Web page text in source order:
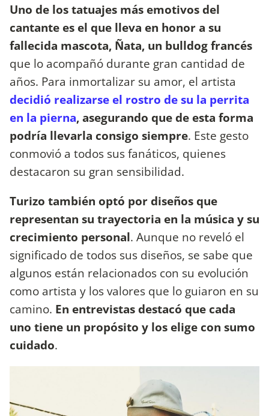
Uno de los tatuajes más emotivos del
cantante es el que lleva en honor a su
fallecida mascota, Ñata, un bulldog francés
que lo acompañó durante gran cantidad de
años. Para inmortalizar su amor, el artista
decidió realizarse el rostro de su la perrita
en la pierna, asegurando que de esta forma
podría llevarla consigo siempre. Este gesto
conmovió a todos sus fanáticos, quienes
destacaron su gran sensibilidad.
Turizo también optó por diseños que
representan su trayectoria en la música y su
crecimiento personal. Aunque no reveló el
significado de todos sus diseños, se sabe que
algunos están relacionados con su evolución
como artista y los valores que lo guiaron en su
camino. En entrevistas destacó que cada
uno tiene un propósito y los elige con sumo
cuidado.